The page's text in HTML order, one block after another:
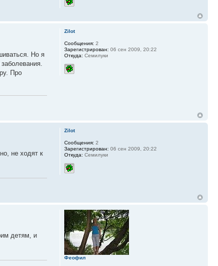
Но я
Про
Zilot
Сообщения: 2
Зарегистрирован: 06 сен 2009, 20:22
Откуда: Семилуки
не ходят к
Zilot
Сообщения: 2
Зарегистрирован: 06 сен 2009, 20:22
Откуда: Семилуки
детям, и
Феофил